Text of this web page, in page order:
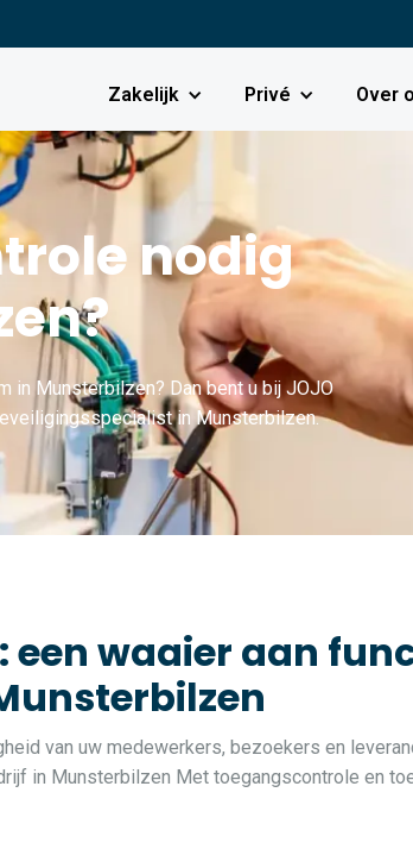
Zakelijk Privé Over
nodig
in Munsterbilzen? Dan bent u bij JOJO
in Munsterbilzen.
een waaier aan
van uw medewerkers, bezoekers en
in Munsterbilzen Met toegangscontrole en